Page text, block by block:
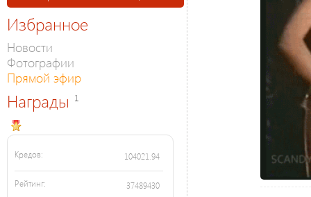
Избранное
Новости
Фотографии
Прямой эфир
Награды 1
Кредов: 104021.94
Рейтинг: 37489430